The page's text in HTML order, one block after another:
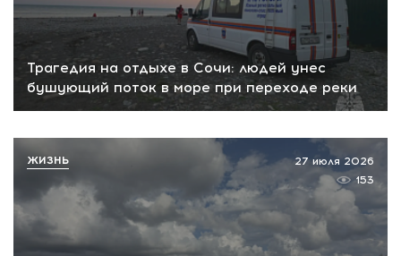
Трагедия на отдыхе в Сочи: людей унес
бушующий поток в море при переходе реки
27 июля 2026
153
ЖИЗНЬ